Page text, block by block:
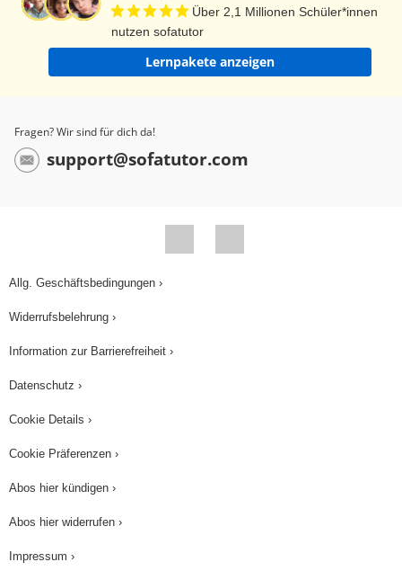
Über 2,1 Millionen Schüler*innen
nutzen sofatutor
Lernpakete anzeigen
Fragen? Wir sind für dich da!
support@sofatutor.com
Allg. Geschäftsbedingungen ›
Widerrufsbelehrung ›
Information zur Barrierefreiheit ›
Datenschutz ›
Cookie Details ›
Cookie Präferenzen ›
Abos hier kündigen ›
Abos hier widerrufen ›
Impressum ›